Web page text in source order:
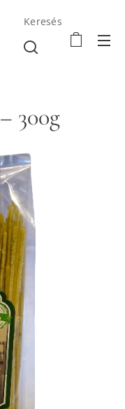
Keresés
300g